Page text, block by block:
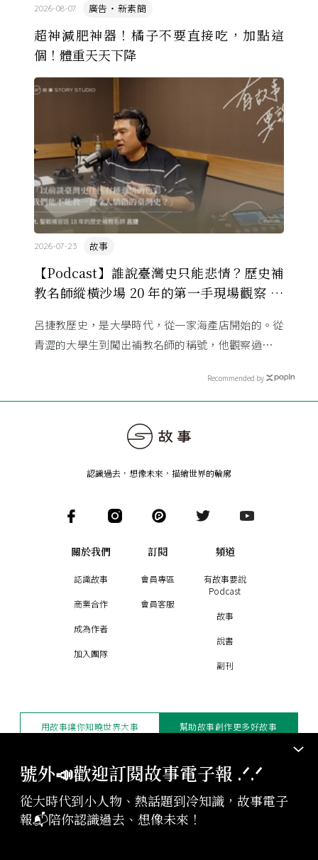
超神減肥神器！橘子不要直接吃，加點這
個！體重天天下降
廣告・新素簡
2026-08-07
【Podcast】誰說臺灣史只能悲情？歷史補
教名師縱橫沙場 20 年的第一手現場觀察 ft.
故事
2026-07-23
呂捷教歷史，是大學時代，從一家海產店開始的。從
青澀的大學生到闖出補教名師的稱號，他觀察過幾十
Recommended by
號外📣歡迎訂閱故事電子報 .ᐟ‪‪.ᐟ
從大時代到小人物、熱話題到冷知識，故事電子
報📬陪你認識過去、想像未來！
認識過去，想像未來 ， 描繪世界的輪廓
關於我們
認識故事
商業合作
成為作者
加入團隊
訂閱
會員專區
會員客服
頻道
有故事要說
Podcast
故事
說書
副刊
版權聲明與轉載規範
授權與合作：contact@storystudio.tw
用故事讓你知曉世界大事 幫助故事創作更多好故事